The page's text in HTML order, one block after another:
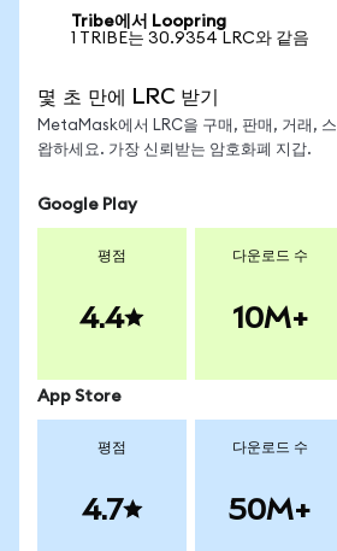
Tribe에서 Loopring
1 TRIBE는 30.9354 LRC와 같음
몇 초 만에 LRC 받기
MetaMask에서 LRC을 구매, 판매, 거래, 스
왑하세요. 가장 신뢰받는 암호화폐 지갑.
Google Play
평점
4.4
다운로드 수
10M+
App Store
평점
4.7
다운로드 수
50M+